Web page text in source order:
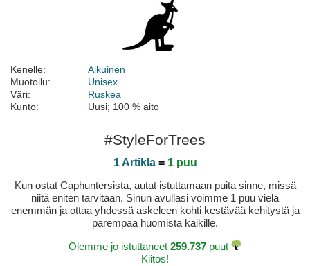
Kenelle:
Aikuinen
Muotoilu:
Unisex
Väri:
Ruskea
Kunto:
Uusi; 100 % aito
#StyleForTrees
1 Artikla= 1 puu
Kun ostat Caphuntersista, autat istuttamaan puita sinne, missä
niitä eniten tarvitaan. Sinun avullasi voimme 1 puu vielä
enemmän ja ottaa yhdessä askeleen kohti kestävää kehitystä ja
parempaa huomista kaikille.
Olemme jo istuttaneet 259.737 puut
Kiitos!